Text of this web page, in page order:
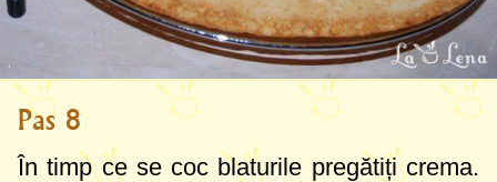
Pas 8
În timp ce se coc blaturile pregătiți crema.